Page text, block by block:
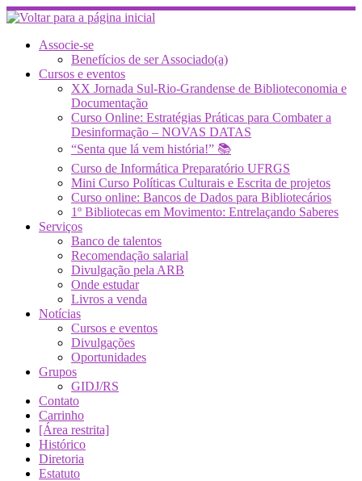
Skip
to
contentAssocie-se
Benefícios de ser Associado(a)
Cursos e eventos
XX Jornada Sul-Rio-Grandense de Biblioteconomia e
Documentação
Curso Online: Estratégias Práticas para Combater a
Desinformação – NOVAS DATAS
“Senta que lá vem história!” 📚
Curso de Informática Preparatório UFRGS
Mini Curso Políticas Culturais e Escrita de projetos
Curso online: Bancos de Dados para Bibliotecários
1º Bibliotecas em Movimento: Entrelaçando Saberes
Serviços
Banco de talentos
Recomendação salarial
Divulgação pela ARB
Onde estudar
Livros a venda
Notícias
Cursos e eventos
Divulgações
Oportunidades
Grupos
GIDJ/RS
Contato
Carrinho
[Área restrita]
Histórico
Diretoria
Estatuto